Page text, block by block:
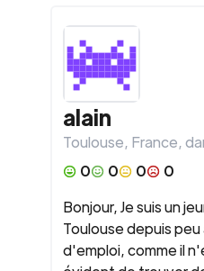
alain
Toulouse, France,
0
0 0
0
Bonjour, Je suis un
Toulouse depuis
d'emploi, comme il